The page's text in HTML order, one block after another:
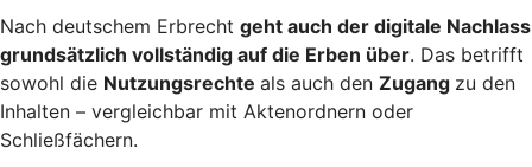
Nach deutschem Erbrecht geht auch der digitale Nachlass
grundsätzlich vollständig auf die Erben über. Das betrifft
sowohl die Nutzungsrechte als auch den Zugang zu den
Inhalten – vergleichbar mit Aktenordnern oder
Schließfächern.